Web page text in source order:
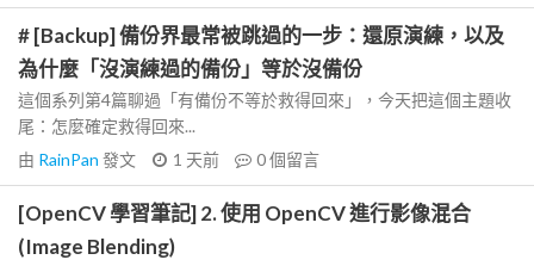
# [Backup] 備份界最常被跳過的一步：還原演練，以及
為什麼「沒演練過的備份」等於沒備份
這個系列第4篇聊過「有備份不等於救得回來」，今天把這個主題收
尾：怎麼確定救得回來...
由 RainPan 發文 1 天前 0個留言
[OpenCV 學習筆記] 2. 使用 OpenCV 進行影像混合
(Image Blending)